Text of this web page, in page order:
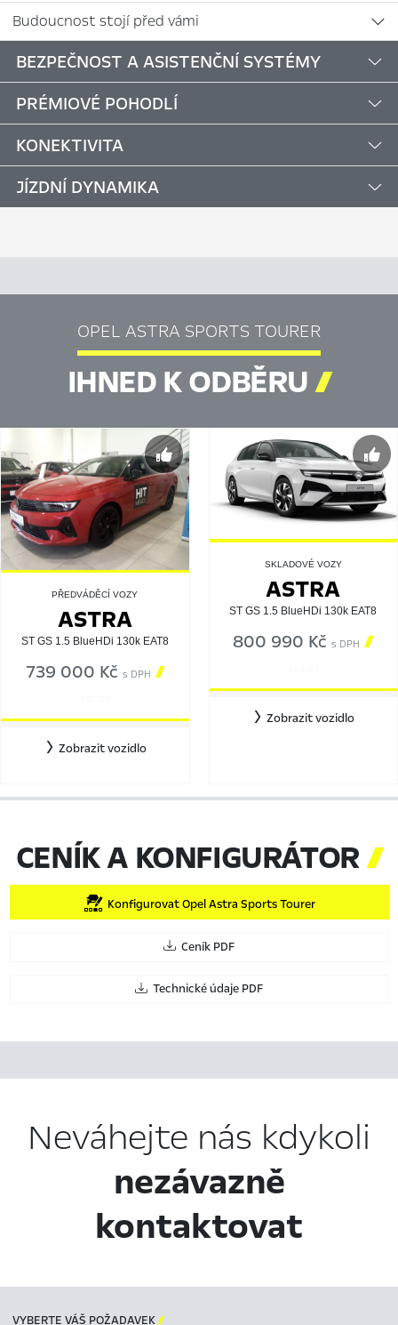
Budoucnost stojí před vámi
BEZPEČNOST A ASISTENČNÍ SYSTÉMY
PRÉMIOVÉ POHODLÍ
KONEKTIVITA
JÍZDNÍ DYNAMIKA
OPEL ASTRA SPORTS TOURER
IHNED K ODBĚRU
PŘEDVÁDĚCÍ VOZY
ASTRA
ST GS 1.5 BlueHDi 130k EAT8
739 000 Kč s DPH 
Zobrazit vozidlo
SKLADOVÉ VOZY
ASTRA
ST GS 1.5 BlueHDi 130k EAT8
800 990 Kčs DPH 
Zobrazit vozidlo
CENÍK A KONFIGURÁTOR
Konfigurovat Opel Astra Sports Tourer
Ceník PDF
Technické údaje PDF
Neváhejte nás kdykoli
nezávazně
kontaktovat
VYBERTE VÁŠ POŽADAVEK